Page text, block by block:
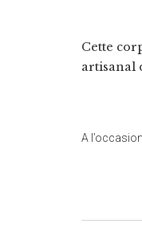
Cette
artisanal
A